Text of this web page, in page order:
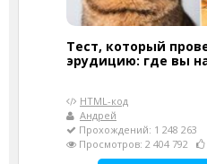
Тест, который
эрудицию: где вы
HTML-код
Андрей
Прохождений: 1 248 263
Просмотров: 2 404 792